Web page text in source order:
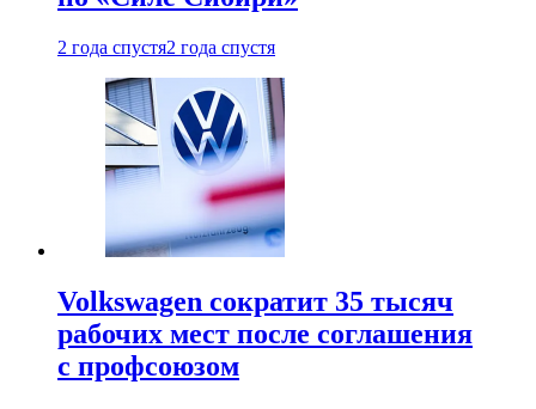
2 года спустя2 года спустя
Volkswagen сократит 35 тысяч
рабочих мест после соглашения
с профсоюзом